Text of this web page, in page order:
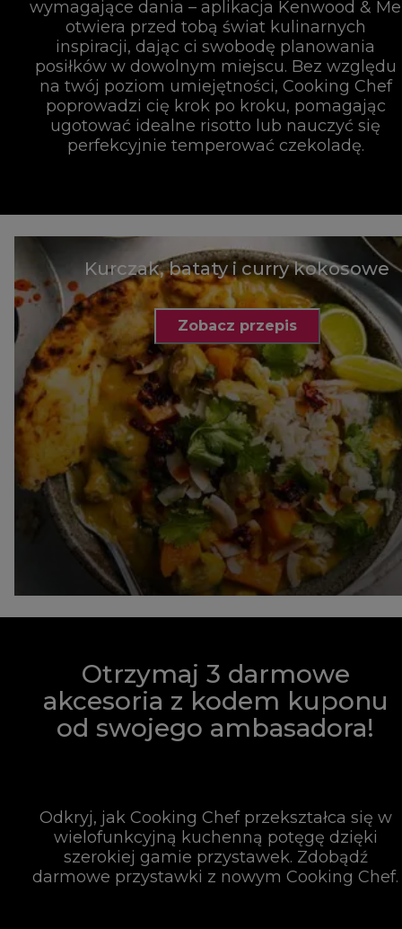
wymagające dania – aplikacja Kenwood & Me
otwiera przed tobą świat kulinarnych
inspiracji, dając ci swobodę planowania
posiłków w dowolnym miejscu. Bez względu
na twój poziom umiejętności, Cooking Chef
poprowadzi cię krok po kroku, pomagając
ugotować idealne risotto lub nauczyć się
perfekcyjnie temperować czekoladę.
Kurczak, bataty i curry kokosowe
Zobacz przepis
Otrzymaj 3 darmowe
akcesoria z kodem kuponu
od swojego ambasadora!
Odkryj, jak Cooking Chef przekształca się w
wielofunkcyjną kuchenną potęgę dzięki
szerokiej gamie przystawek. Zdobądź
darmowe przystawki z nowym Cooking Chef.